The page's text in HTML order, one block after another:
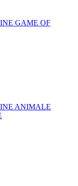
GAME OF
ANIMALE